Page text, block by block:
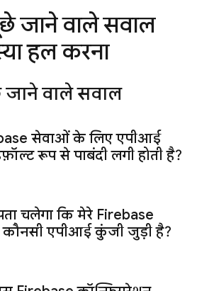
जाने वाले सवाल
हल करना
वाले सवाल
सेवाओं के लिए एपीआई
रूप से पाबंदी लगी होती है?
चलेगा कि मेरे Firebase
एपीआई कुंजी जुड़ी है?